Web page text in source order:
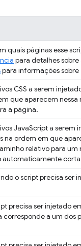
quais páginas esse
para detalhes sobre
para informações sobre
CSS a serem
que aparecem
a página.
JavaScript a serem
na ordem em que
relativo para
automaticamente
o script precisa ser
precisa ser injetado
a um dos